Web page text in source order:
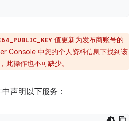
值更新为发布商账号的
Console 中您的个人资料信息下找到该
此操作也不可缺少。
声明以下服务：